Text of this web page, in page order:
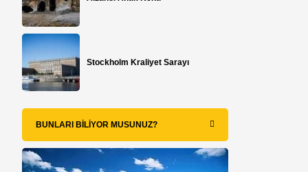
Stockholm Kraliyet Sarayı
BUNLARI BILIYOR MUSUNUZ?